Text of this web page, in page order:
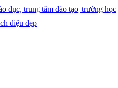
dục, trung tâm đào tạo, trường học
điệu đẹp